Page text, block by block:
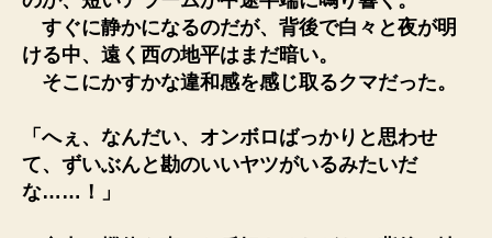
すぐに静かになるのだが、背後で白々と夜が明
ける中、遠く西の地平はまだ暗い。
そこにかすかな違和感を感じ取るクマだった。
「へぇ、なんだい、オンボロばっかりと思わせ
て、ずいぶんと勘のいいヤツがいるみたいだ
な……！」